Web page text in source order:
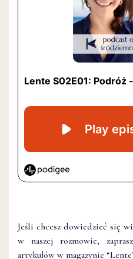
Jeśli chcesz dowiedzieć się
w naszej rozmowie,
artykułów w magazynie